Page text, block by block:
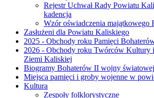
Rejestr Uchwał Rady Powiatu
kadencja
Wzór oświadczenia majątkowego
Zasłużeni dla Powiatu Kaliskiego
2025 - Obchody roku Pamięci
2026 - Obchody roku Twórców Kultury
Ziemi Kaliskiej
Biogramy Bohaterów II wojny światowej
Miejsca pamięci i groby wojenne w
Kultura
Zespoły folklorystyczne